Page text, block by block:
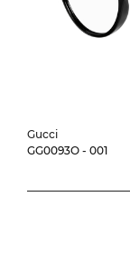
Gucci
GG0093O - 001